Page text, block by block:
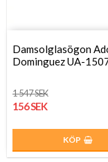
Damsolglasögon
Dominguez UA-
1 547 SEK
156 SEK
KÖP